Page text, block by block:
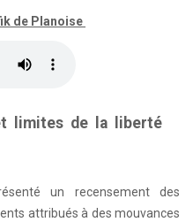
de Planoise
limites de la liberté
un recensement des
attribués à des mouvances